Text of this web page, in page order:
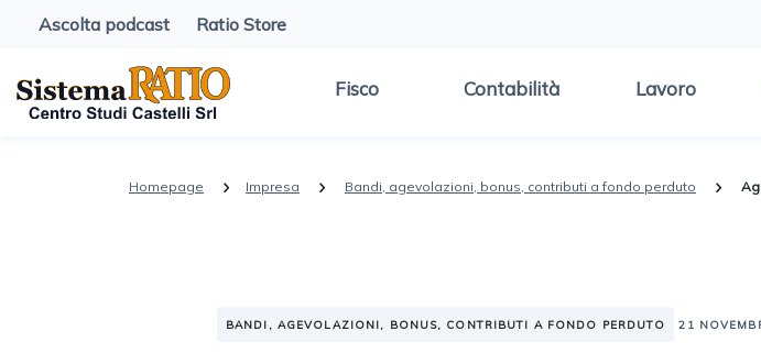
Ascolta podcast Ratio Store
Fisco Contabilità Lavoro
Homepage Impresa Bandi, agevolazioni, bonus, contributi a fondo perduto
BANDI, AGEVOLAZIONI, BONUS, CONTRIBUTI A FONDO PERDUTO 21